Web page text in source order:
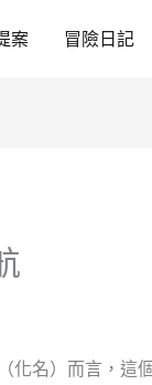
案 冒險日記
化名）而言，這